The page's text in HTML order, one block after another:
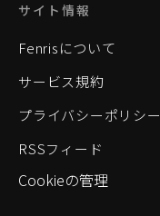
サイト情報
Fenrisについて
サービス規約
プライバシーポリシー
RSSフィード
Cookieの管理